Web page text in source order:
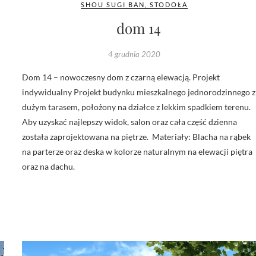
SHOU SUGI BAN ,STODOŁA
dom 14
4 grudnia 2020
Dom 14 – nowoczesny dom z czarną elewacją. Projekt
indywidualny Projekt budynku mieszkalnego jednorodzinnego z
dużym tarasem, położony na działce z lekkim spadkiem terenu.
Aby uzyskać najlepszy widok, salon oraz cała część dzienna
została zaprojektowana na piętrze. Materiały: Blacha na rąbek
na parterze oraz deska w kolorze naturalnym na elewacji piętra
oraz na dachu.